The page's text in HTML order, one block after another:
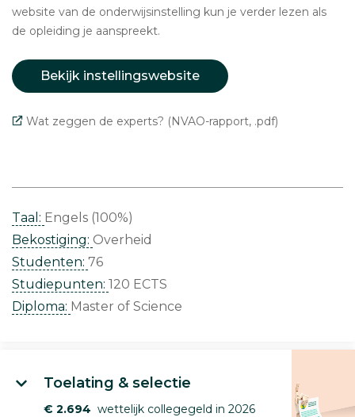
website van de onderwijsinstelling kun je verder lezen als
de opleiding je aanspreekt.
Bekijk instellingswebsite
Wat zeggen de experts? (NVAO-rapport, .pdf)
Taal: Engels (100%)
Bekostiging: Overheid
Studenten: 76
Studiepunten: 120 ECTS
Diploma: Master of Science
Toelating & selectie
€ 2.694 wettelijk collegegeld in 2026